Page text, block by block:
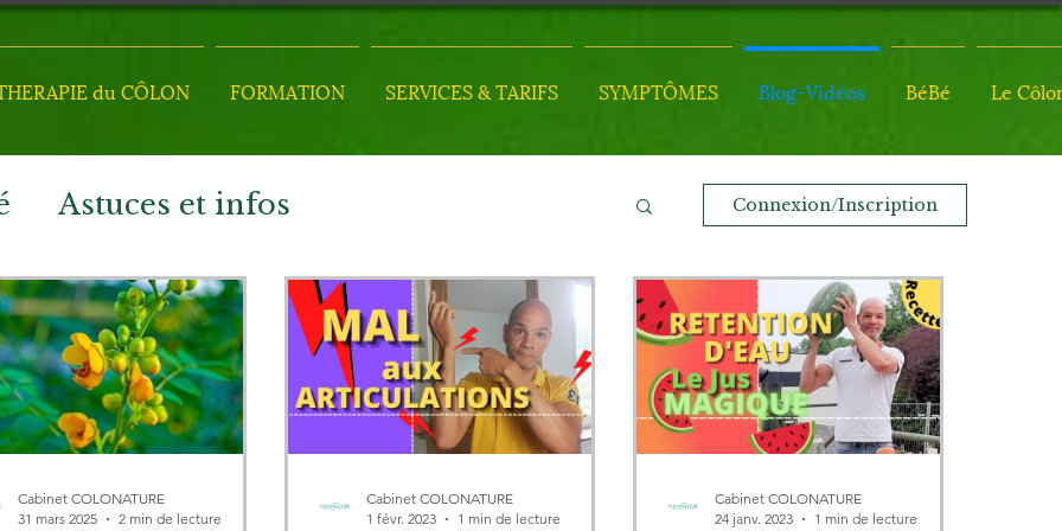
du CÔLON FORMATION SERVICES & TARIFS SYMPTÔMES Blog-Vidéos BéBé Le
Astuces et infos Connexion/Inscription
Cabinet COLONATURE
31 mars 2025
2 min de lecture
Cabinet COLONATURE
1 févr. 2023
1 min de lecture
Cabinet COLONATURE
24 janv. 2023
1 min de lecture